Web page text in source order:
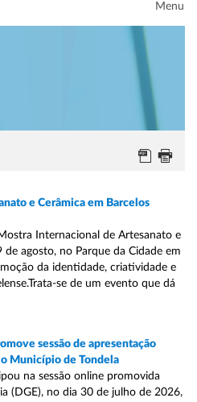
Menu
e Cerâmica em Barcelos
Internacional de Artesanato e
agosto, no Parque da Cidade em
da identidade, criatividade e
se de um evento que dá
sessão de apresentação
Município de Tondela
na sessão online promovida
(DGE), no dia 30 de julho de 2026,